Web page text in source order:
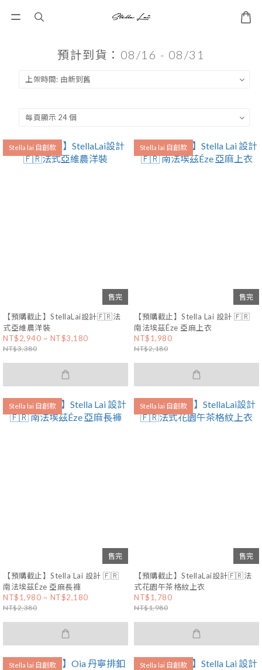
預計到貨：08/16 - 08/31
Stella lai 自創款
售完
【預購截止】StellaLai設計🇫🇷法
式亞維農洋裝
NT$2,940 ~ NT$3,180
NT$3,380
Stella lai 自創款
售完
【預購截止】Stella Lai 設計 🇫🇷
南法埃茲Éze 亞麻上衣
NT$1,980
NT$2,180
Stella lai 自創款
售完
【預購截止】Stella Lai 設計 🇫🇷
南法埃茲Éze 亞麻長褲
NT$1,980 ~ NT$2,180
NT$2,380
Stella lai 自創款
售完
【預購截止】StellaLai設計🇫🇷法
式花園午茶格紋上衣
NT$1,780
NT$1,980
Stella lai 自創款 Stella lai 自創款